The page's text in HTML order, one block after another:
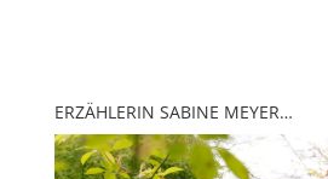
ERZÄHLERIN SABINE MEYER…